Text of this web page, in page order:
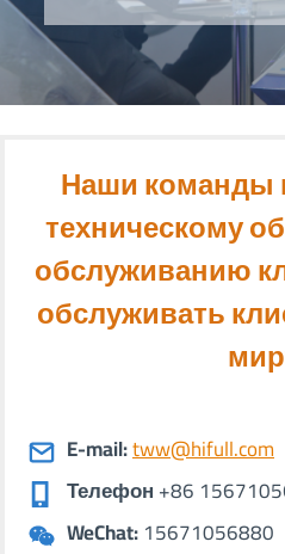
Наши команды
техническому
обслуживанию
обслуживать
E-mail:tww@hifull.com
Телефон+86
WeChat:15671056880